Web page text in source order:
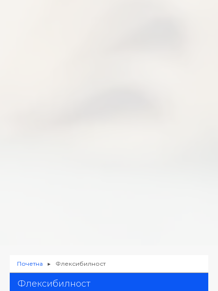
Почетна ► Флексибилност
Флексибилност